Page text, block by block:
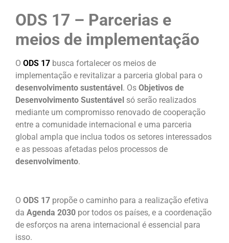
ODS 17 – Parcerias e
meios de implementação
O ODS 17 busca fortalecer os meios de
implementação e revitalizar a parceria global para o
desenvolvimento sustentável. Os Objetivos de
Desenvolvimento Sustentável só serão realizados
mediante um compromisso renovado de cooperação
entre a comunidade internacional e uma parceria
global ampla que inclua todos os setores interessados
e as pessoas afetadas pelos processos de
desenvolvimento.
O ODS 17 propõe o caminho para a realização efetiva
da Agenda 2030 por todos os países, e a coordenação
de esforços na arena internacional é essencial para
isso.